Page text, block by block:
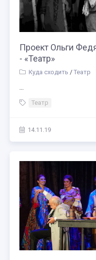
Проект Ольги
- «Театр»
Куда сходить / Театр
...
Театр
14.11.19